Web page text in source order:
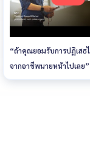
“ถ้าคุณยอมรับการปฏิเสธ
จากอาชีพนายหน้าไปเลย”